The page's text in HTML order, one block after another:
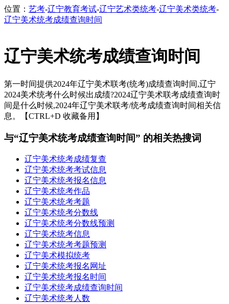
位置： 艺考-辽宁教育考试-辽宁艺术类统考-辽宁美术类统考-
辽宁美术统考成绩查询时间
辽宁美术统考成绩查询时间
第一时间提供2024年辽宁美术联考(统考)成绩查询时间,辽宁
2024美术统考什么时候出成绩?2024辽宁美术联考成绩查询时
间是什么时候,2024年辽宁美术联考/统考成绩查询时间相关信
息。【CTRL+D 收藏备用】
与“辽宁美术统考成绩查询时间” 的相关热搜词
辽宁美术统考成绩复查
辽宁美术统考考试信息
辽宁美术统考报名信息
辽宁美术统考作品
辽宁美术统考考题
辽宁美术统考分数线
辽宁美术统考分数线预测
辽宁美术统考信息
辽宁美术统考考题预测
辽宁美术模拟统考
辽宁美术统考报名网址
辽宁美术统考报名时间
辽宁美术统考成绩查询时间
辽宁美术统考人数